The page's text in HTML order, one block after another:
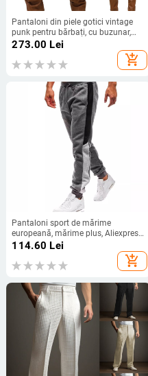
Pantaloni din piele gotici vintage
punk pentru bărbați, cu buzunar,
populari de Amazon, cu curea PU,
273.00 Lei
add_shopping_cart
Pantaloni sport de mărime
europeană, mărime plus, Aliexpress
Export, cei mai bine vânduți,
pantaloni la modă cu design de
îmbinare, pantaloni sport
114.60 Lei
add_shopping_cart